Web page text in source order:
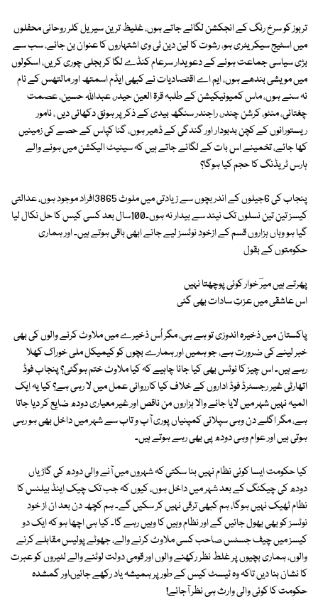
تربوز کو سرخ رنگ کے انجکشن لگائے جاتے ہوں، غلیظ ترین سیریل کلر روحانی محفلوں
میں اسٹیج سیکریٹری ہو، رشوت کا لین دین ٹی وی اشتہاروں کا عنوان بن جائے، سب سے
بڑی سیاسی جماعت ہونے کے دعویدار سرعام کنڈے لگا کر بجلی چوری کریں، اسکولوں
میں مویشی بندھے ہوں، ایم اے اقتصادیات نے کبھی ایڈم اسمتھ اور مالتھس کے نام
نہ سنے ہوں، ماس کمیونیکیشن کے طلبہ قرۃ العین حیدر، عبداللہ حسین، عصمت
چغتائی، منٹو، کرشن چندر، راجندر سنگھ بیدی کے ذکر پر ہونق دکھائی دیں ، نامور
ریستورانوں کے کچن بدبودار اور گندگی کے ڈھیر ہوں، گنا کپاس کے حصے کی زمینیں
کھا جائے، تخمینے اس بات کے لگائے جاتے ہیں کہ سینیٹ الیکشن میں ہونے والے
ہارس ٹریڈنگ کا حجم کیا ہوگا؟
پنجاب کی 6جیلوں کے اندر بچوں سے زیادتی میں ملوث 3865افراد موجود ہوں، عدالتی
کیسز تین تین نسلوں تک نیند سے بیدار نہ ہوں۔100سال بعد کسی کیس کا حل نکال لیا
گیا ہو وہاں ہزاروں قسم کے ازخود نوٹسز لیے جانے ابھی باقی ہوتے ہیں۔ اور ہماری
حکومتوں کے بقول
پھرتے ہیں میرؔ خوار کوئی پوچھتا نہیں
اس عاشقی میں عزتِ سادات بھی گئی
پاکستان میں ذخیرہ اندوزی تو ہے ہی، مگر اُس ذخیرے میں ملاوٹ کرنے والوں کی بھی
خبر لینے کی ضرورت ہے، جو ہمیں اور ہمارے بچوں کو کیمیکل ملی خوراک کھلا
رہے ہیں۔ اس چیز کا نوٹس بھی کیا جانا چاہیے کہ کیا ملاوٹ ختم ہوگئی؟ پنجاب فوڈ
اتھارٹی غیر رجسٹرڈ فوڈ اداروں کے خلاف کیا کارروائی عمل میں لا رہی ہے؟ کیا یہ ایک
المیہ نہیں شہر میں لایا جانے والا ہزاروں من ناقص اور غیر معیاری دودھ ضایع کر دیا جاتا
ہے، مگر اگلے دن وہی سپلائی کمپنیاں پوری آب و تاب سے شہر میں داخل بھی ہو رہی
ہوتی ہیں اور عوام وہی دودھ پی بھی رہے ہوتے ہیں۔
کیا حکومت ایسا کوئی نظام نہیں بنا سکتی کہ شہروں میں آنے والی دودھ کی گاڑیاں
دودھ کی چیکنگ کے بعد شہر میں داخل ہوں، کیوں کہ جب تک چیک اینڈ بیلنس کا
نظام ٹھیک نہیں ہوگا، ہم کبھی ترقی نہیں کر سکیں گے۔ ہم کچھ دن بعد ان از خود
نوٹسز کو بھی بھول جائیں گے اور نظام وہیں کا وہیں رہے گا۔ کیا ہی اچھا ہو کہ ایک دو
کیسز میں چیف جسٹس صاحب کسی ملاوٹ کرنے والے، جھوٹے پولیس مقابلے کرنے
والوں، ہماری بچیوں پر غلط نظر رکھنے والوں اور قومی دولت لوٹنے والے لٹیروں کو عبرت
کا نشان بنا دیں تاکہ وہ ٹیسٹ کیس کے طور پر ہمیشہ یاد رکھے جائیںاور گمشدہ
حکومت کا کوئی والی وارث ہی نظر آجائے!